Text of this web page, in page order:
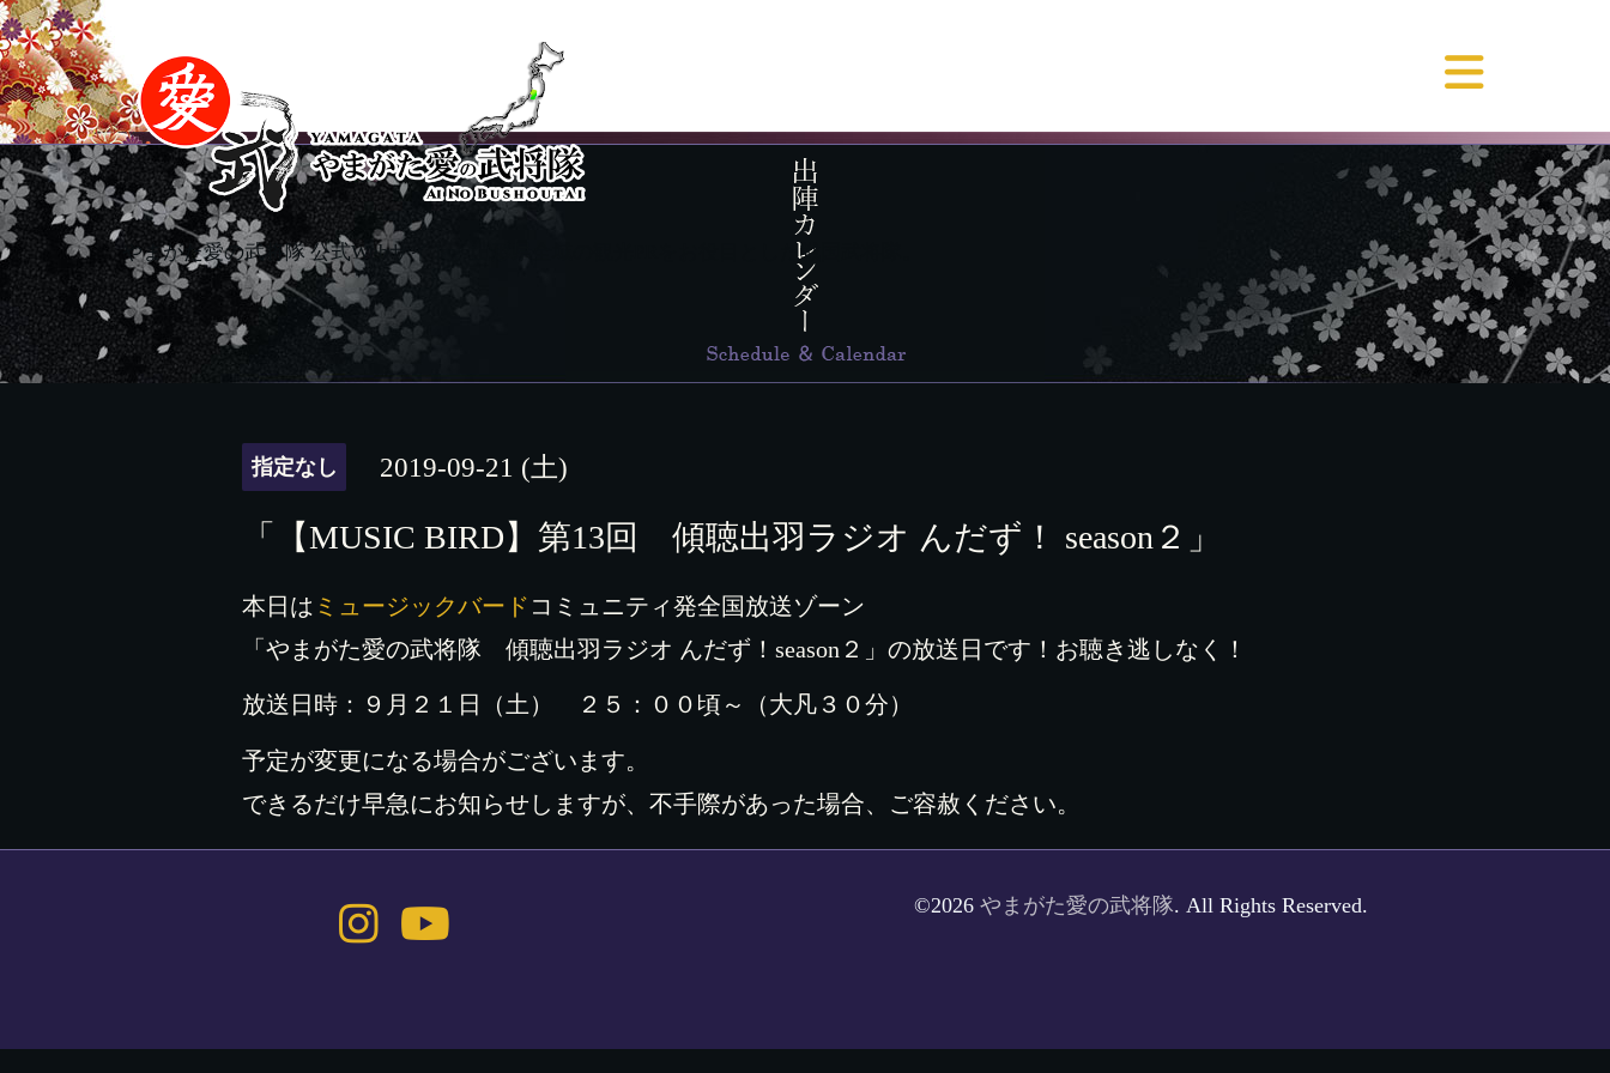
やまがた愛の武将隊 公式Webサイト。山形県全域の観光PRをお役目とした戦国武将隊。
指定なし 2019-09-21 (土)
「【MUSIC BIRD】第13回 傾聴出羽ラジオ んだず！ season２」
本日は ミュージックバード コミュニティ発全国放送ゾーン
「やまがた愛の武将隊 傾聴出羽ラジオ んだず！season２」の放送日です！お聴き逃しなく！
放送日時：９月２１日（土） ２５：００頃～（大凡３０分）
予定が変更になる場合がございます。
できるだけ早急にお知らせしますが、不手際があった場合、ご容赦ください。
©2026 やまがた愛の武将隊. All Rights Reserved.